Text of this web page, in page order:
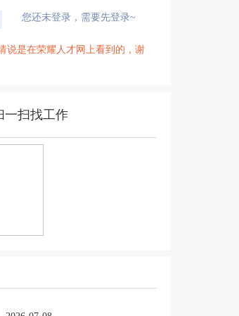
您还未登录，需要先登录~
说是在荣耀人才网上看到的，谢
一扫找工作